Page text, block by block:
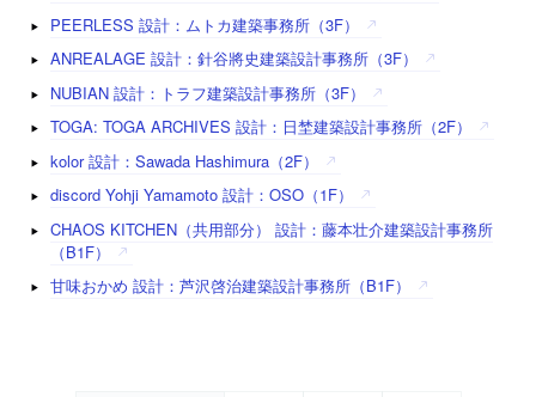
PEERLESS 設計：ムトカ建築事務所（3F）
ANREALAGE 設計：針谷將史建築設計事務所（3F）
NUBIAN 設計：トラフ建築設計事務所（3F）
TOGA: TOGA ARCHIVES 設計：日埜建築設計事務所（2F）
kolor 設計：Sawada Hashimura（2F）
discord Yohji Yamamoto 設計：OSO（1F）
CHAOS KITCHEN（共用部分） 設計：藤本壮介建築設計事務所
（B1F）
甘味おかめ 設計：芦沢啓治建築設計事務所（B1F）